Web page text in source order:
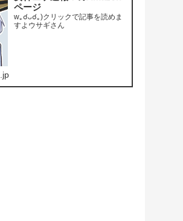
ページ
w｡☌ᴗ☌｡)クリックで記事を読めま
すよウサギさん